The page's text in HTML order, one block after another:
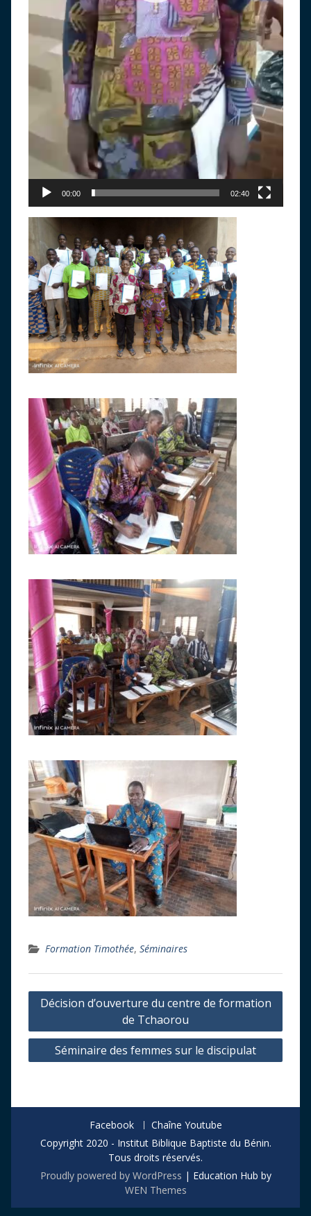
00:00 02:40
Formation Timothée, Séminaires
Navigation
l’article
Décision d’ouverture du centre de formation
de Tchaorou
Séminaire des femmes sur le discipulat
Facebook
Chaîne Youtube
Copyright 2020 - Institut Biblique Baptiste du Bénin.
Tous droits réservés.
Proudly powered by WordPress | Education Hub by
WEN Themes